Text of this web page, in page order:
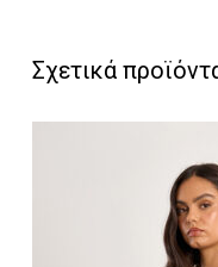
Σχετικά